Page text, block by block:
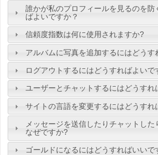
誰かが私のプロフィールを見るのを防
ばよいですか？
信頼度指数は何に使用されますか?
アルバムに写真を追加するにはどうす
ログアウトするにはどうすればよいで
ユーザーとチャットするにはどうすれ
サイトの言語を変更するにはどうすれ
メッセージを送信したりチャットした
なぜですか?
ゴールドになるにはどうすればいいで